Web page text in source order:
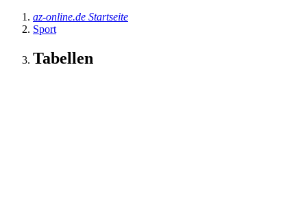
az-online.de Startseite
Sport
Tabellen